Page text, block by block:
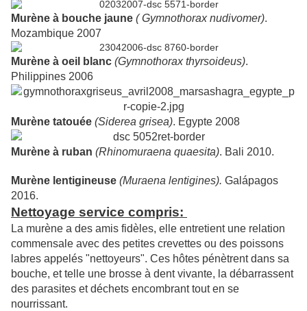
Murène à bouche jaune (Gymnothorax nudivomer).
Mozambique 2007
Murène à oeil blanc (Gymnothorax thyrsoideus).
Philippines 2006
Murène tatouée (Siderea grisea). Egypte 2008
Murène à ruban (Rhinomuraena quaesita). Bali 2010.
Murène lentigineuse (Muraena lentigines). Galápagos
2016.
Nettoyage service compris:
La murène a des amis fidèles, elle entretient une relation
commensale avec des petites crevettes ou des poissons
labres appelés "nettoyeurs". Ces hôtes pénètrent dans sa
bouche, et telle une brosse à dent vivante, la débarrassent
des parasites et déchets encombrant tout en se
nourrissant.